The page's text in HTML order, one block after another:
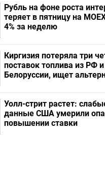
Рубль на фоне роста
теряет в пятницу на
4% за неделю
Киргизия потеряла три
поставок топлива из РФ и
Белоруссии, ищет
Уолл-стрит растет:
данные США умерили
повышении ставки